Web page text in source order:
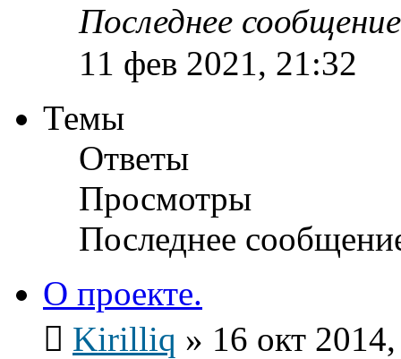
Последнее
11 фев 2021, 21:32
Темы
Ответы
Просмотры
Последнее
О проекте.
Kirilliq » 16 окт